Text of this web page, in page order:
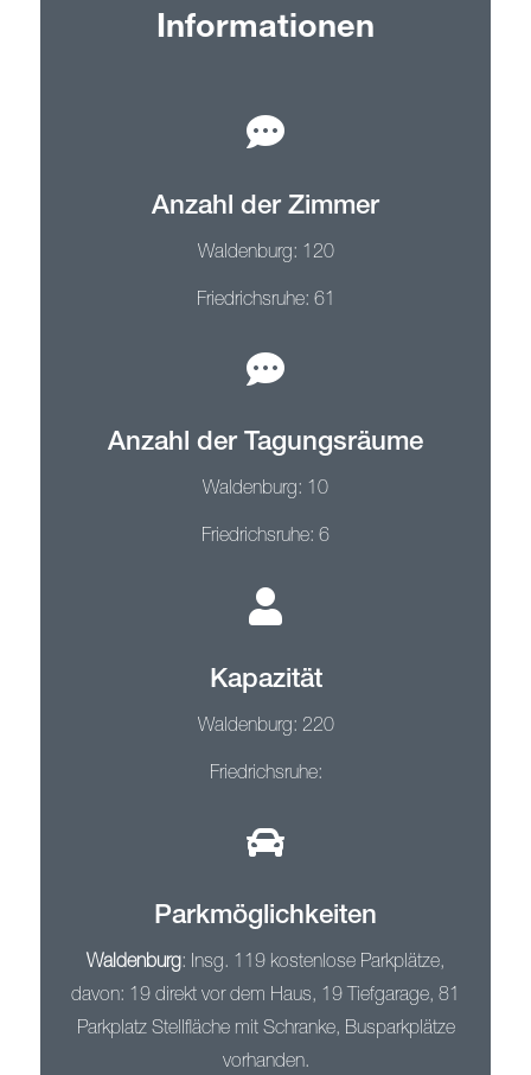
Informationen
Anzahl der Zimmer
Waldenburg: 120
Friedrichsruhe: 61
Anzahl der Tagungsräume
Waldenburg: 10
Friedrichsruhe: 6
Kapazität
Waldenburg: 220
Friedrichsruhe:
Parkmöglichkeiten
Waldenburg: Insg. 119 kostenlose Parkplätze,
davon: 19 direkt vor dem Haus, 19 Tiefgarage, 81
Parkplatz Stellfläche mit Schranke, Busparkplätze
vorhanden.